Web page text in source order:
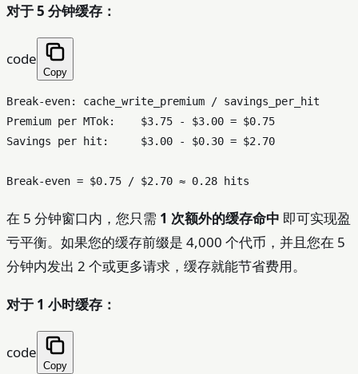
对于 5 分钟缓存：
code
Copy
Break-even: cache_write_premium / savings_per_hit
Premium per MTok:    $3.75 - $3.00 = $0.75
Savings per hit:     $3.00 - $0.30 = $2.70
在 5 分钟窗口内，您只需 1 次额外的缓存命中 即可实现盈
亏平衡。如果您的缓存前缀是 4,000 个代币，并且您在 5
分钟内发出 2 个或更多请求，缓存就能节省费用。
对于 1 小时缓存：
code
Copy